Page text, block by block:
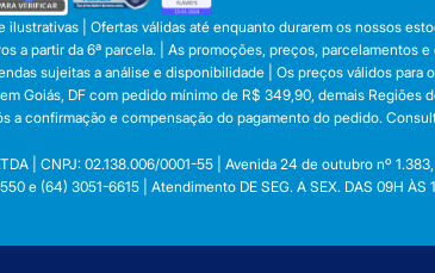
ilustrativas | Ofertas válidas até enquanto durarem os nossos
a partir da 6ª parcela. | As promoções, preços,
sujeitas a análise e disponibilidade | Os preços válidos
Goiás, DF com pedido mínimo de R$ 349,90, demais
a confirmação e compensação do pagamento do pedido.
| CNPJ: 02.138.006/0001-55 | Avenida 24 de outubro nº
e (64) 3051-6615 | Atendimento DE SEG. A SEX. DAS 09H ÀS